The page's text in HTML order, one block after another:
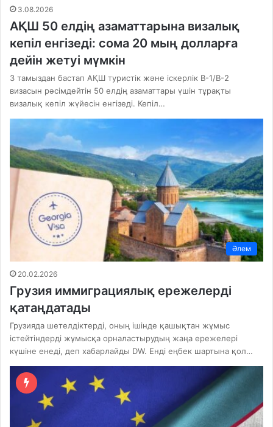
3.08.2026
АҚШ 50 елдің азаматтарына визалық
кепіл енгізеді: сома 20 мың долларға
дейін жетуі мүмкін
3 тамыздан бастап АҚШ туристік және іскерлік B-1/B-2
визасын рәсімдейтін 50 елдің азаматтары үшін тұрақты
визалық кепіл жүйесін енгізеді. Кепіл…
Әлем
20.02.2026
Грузия иммиграциялық ережелерді
қатаңдатады
Грузияда шетелдіктерді, оның ішінде қашықтан жұмыс
істейтіндерді жұмысқа орналастырудың жаңа ережелері
күшіне енеді, деп хабарлайды DW. Енді еңбек шартына қол…